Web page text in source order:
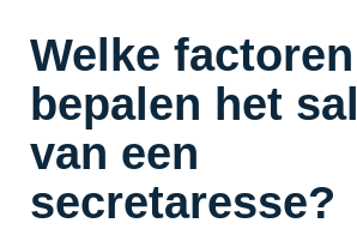
Welke factoren
bepalen het
van een
secretaresse?